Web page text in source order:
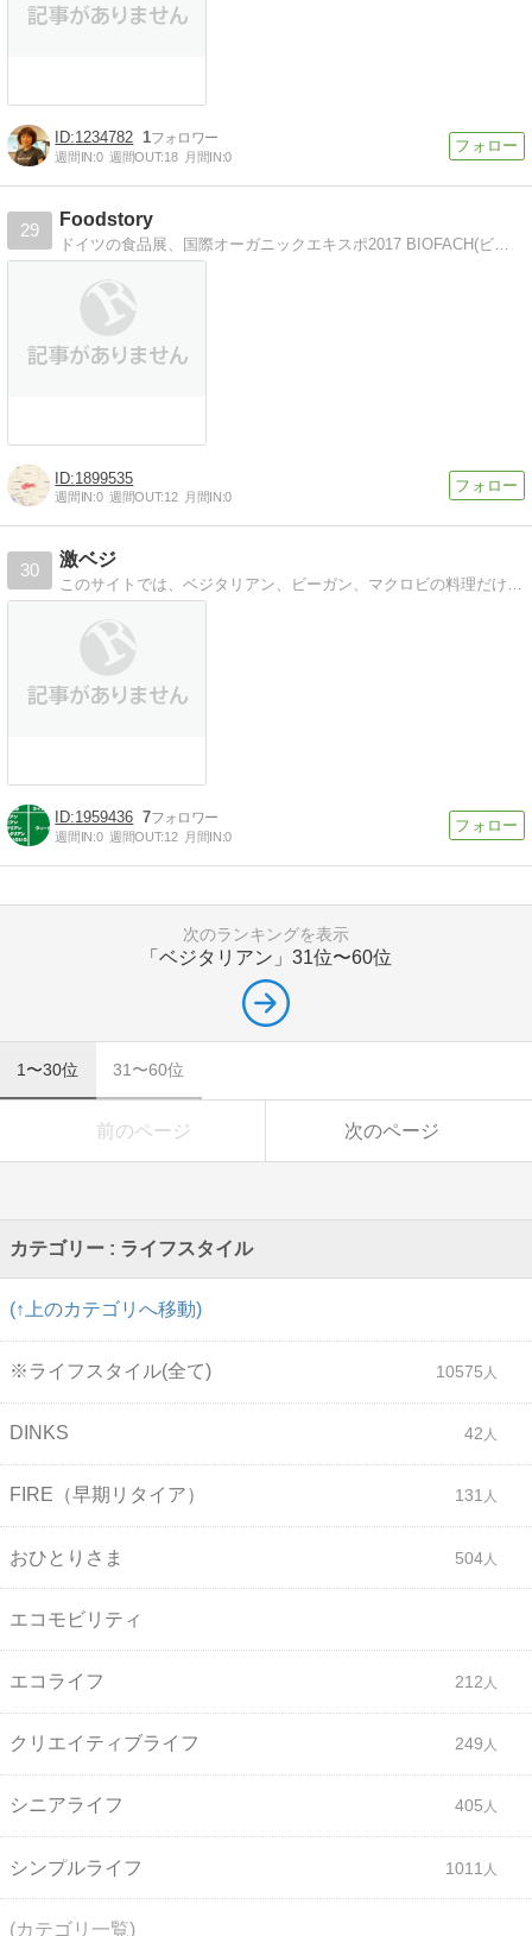
1234782 1
週間IN:0 週間OUT:18 月間IN:0
29
Foodstory
ドイツの食品展、国際オーガニックエキスポ2017 BIOFACH(ビオファ)を視察！ヨーロッパの最新オーガニック食品の流行情報をレポートします！
1899535
週間IN:0 週間OUT:12 月間IN:0
30
激ベジ
このサイトでは、ベジタリアン、ビーガン、マクロビの料理だけではなく、ベジフェスや旅行など暮しに役立ついろいろなベジ情報をまとめて発信するブログです。
1959436 7
週間IN:0 週間OUT:12 月間IN:0
次のランキングを表示
「ベジタリアン」 31位〜60位
1〜30位 31〜60位
前のページ 次のページ
カテゴリー : ライフスタイル
(↑上のカテゴリへ移動)
※ライフスタイル(全て) 10575
DINKS 42
FIRE（早期リタイア） 131
おひとりさま 504
エコモビリティ
エコライフ 212
クリエイティブライフ 249
シニアライフ 405
シンプルライフ 1011
(カテゴリ一覧)